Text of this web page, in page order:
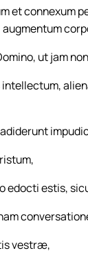
et connexum
augmentum
ut jam
edocti estis,
vestræ,